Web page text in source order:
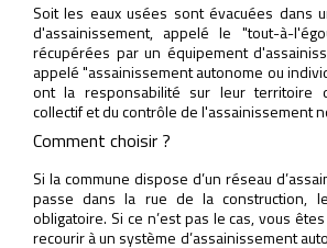
Soit les eaux usées sont évacuées dans
d'assainissement, appelé le "tout-à-
récupérées par un équipement
appelé "assainissement autonome ou
ont la responsabilité sur leur territoire
collectif et du contrôle de l'assainissement
Comment choisir ?
Si la commune dispose d’un réseau
passe dans la rue de la construction,
obligatoire. Si ce n’est pas le cas, vous
recourir à un système d’assainissement